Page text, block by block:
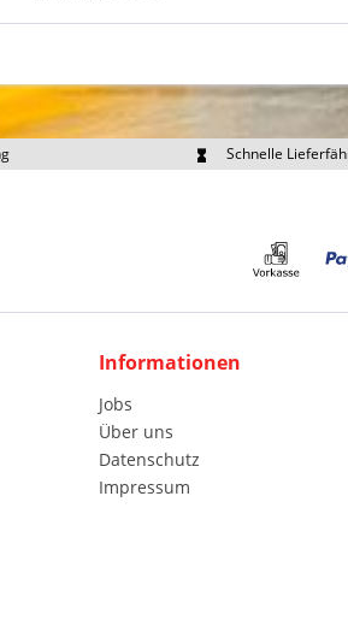
Schnelle
Informationen
Jobs
Über uns
Datenschutz
Impressum